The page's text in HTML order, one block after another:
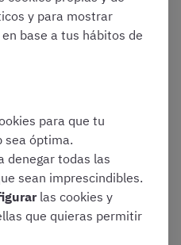
2025 de
por
–
detallada
plazas. Se reservaron 86
y para mostrar
base a tus hábitos de
para que tu
sea óptima.
denegar todas las
sean imprescindibles.
las cookies y
que quieras permitir